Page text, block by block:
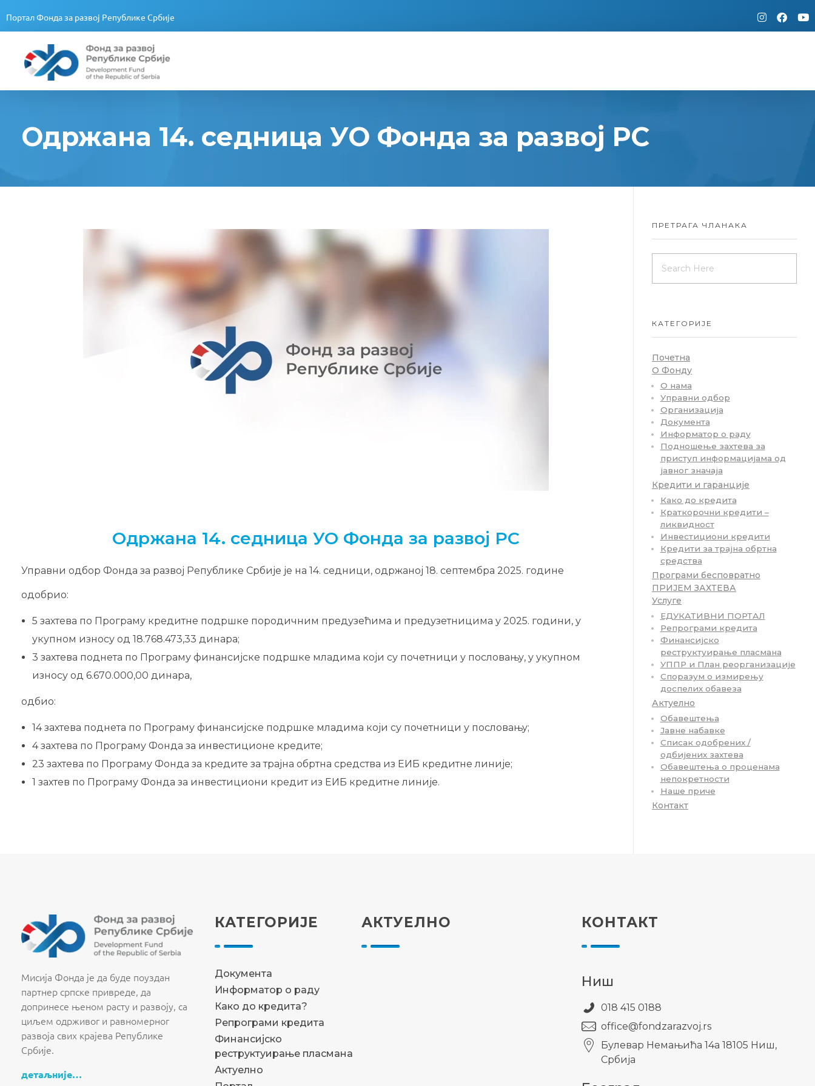
Портал Фонда за развој Републике Србије
Fond za razvoj Republike Srbije
Одржана 14. седница УО Фонда за развој РС
Одржана 14. седница УО Фонда за развој РС
Управни одбор Фонда за развој Републике Србије je на 14. седници, одржаној 18. септембра 2025. године
одобрио:
5 захтевa по Програму кредитне подршке породичним предузећима и предузетницима у 2025. години, у
укупном износу од 18.768.473,33 динара;
3 захтева поднета по Програму финансијске подршке младима који су почетници у пословању, у укупном
износу од 6.670.000,00 динара,
oдбио:
14 захтева поднета по Програму финансијске подршке младима који су почетници у пословању;
4 захтева по Програму Фонда за инвестиционе кредите;
23 захтева по Програму Фонда за кредите за трајна обртна средства из ЕИБ кредитне линије;
1 захтев по Програму Фонда за инвестициони кредит из ЕИБ кредитне линије.
ПРЕТРАГА ЧЛАНАКА
КАТЕГОРИЈЕ
Почетна
О Фонду
О нама
Управни одбор
Организација
Документа
Информатор о раду
Подношење захтева за
приступ информацијама од
јавног значаја
Кредити и гаранције
Како до кредита
Краткорочни кредити –
ликвидност
Инвестициони кредити
Кредити за трајна обртна
средства
Програми бесповратно
ПРИЈЕМ ЗАХТЕВА
Услуге
ЕДУКАТИВНИ ПОРТАЛ
Репрограми кредита
Финансијско
реструктуирање пласмана
УППР и План реорганизације
Споразум о измирењу
доспелих обавеза
Актуелно
Обавештења
Јавне набавке
Списак одобрених /
одбијених захтева
Обавештења о проценама
непокретности
Наше приче
Контакт
Мисија Фонда је да буде поуздан
партнер српске привреде, да
допринесе њеном расту и развоју, са
циљем одрживог и равномерног
развоја свих крајева Републике
Србије.
детаљније…
КАТЕГОРИЈЕ
Документа
Информатор о раду
Како до кредита?
Репрограми кредита
Финансијско
реструктуирање пласмана
Актуелно
АКТУЕЛНО КОНТАКТ
Ниш
018 415 0188
office@fondzarazvoj.rs
Булевар Немањића 14а 18105 Ниш,
Србија